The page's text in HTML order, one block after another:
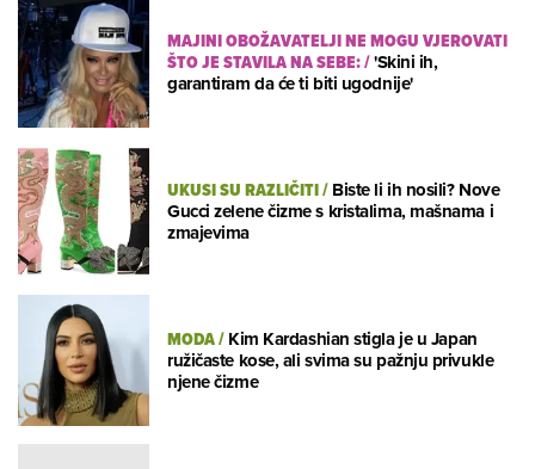
MAJINI OBOŽAVATELJI NE MOGU VJEROVATI
ŠTO JE STAVILA NA SEBE:/'Skini ih,
garantiram da će ti biti ugodnije'
UKUSI SU RAZLIČITI/Biste li ih nosili? Nove
Gucci zelene čizme s kristalima, mašnama i
zmajevima
MODA/Kim Kardashian stigla je u Japan
ružičaste kose, ali svima su pažnju privukle
njene čizme